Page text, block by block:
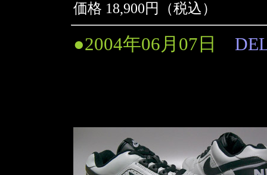
価格 18,900円（税込）
●2004年06月07日